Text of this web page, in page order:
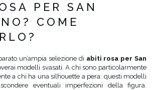
PER SAN
COME
un’ampia selezione di abiti rosa per San
modelli svasati. A chi sono particolarmente
a chi ha una silhouette a pera: questi modelli
eventuali imperfezioni della figura.